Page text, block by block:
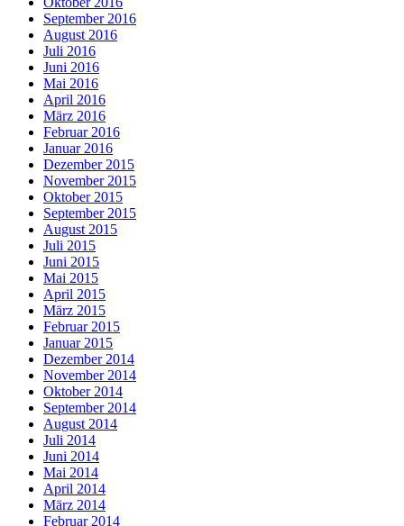
September 2016
August 2016
Juli 2016
Juni 2016
Mai 2016
April 2016
März 2016
Februar 2016
Januar 2016
Dezember 2015
November 2015
Oktober 2015
September 2015
August 2015
Juli 2015
Juni 2015
Mai 2015
April 2015
März 2015
Februar 2015
Januar 2015
Dezember 2014
November 2014
Oktober 2014
September 2014
August 2014
Juli 2014
Juni 2014
Mai 2014
April 2014
März 2014
Februar 2014